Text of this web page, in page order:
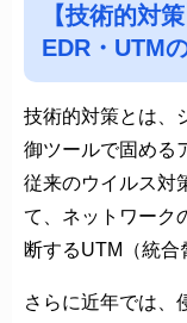
【技術的対
EDR・UTM
技術的対策とは、
御ツールで固める
従来のウイルス対
て、ネットワーク
断するUTM（統合
さらに近年では、